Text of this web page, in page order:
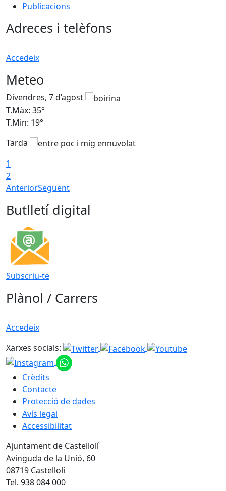
Publicacions
Adreces i telèfons
Accedeix
Meteo
Divendres, 7 d’agost
T.Màx: 35°
T.Min: 19°
Tarda
1
2
AnteriorSegüent
Butlletí digital
Subscriu-te
Plànol / Carrers
Accedeix
Xarxes socials:
Crèdits
Contacte
Protecció de dades
Avís legal
Accessibilitat
Ajuntament de Castellolí
Avinguda de la Unió, 60
08719 Castellolí
Tel. 938 084 000